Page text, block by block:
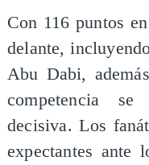
Con 116 puntos
delante,
Abu Dabi,
competencia
decisiva. Los
expectantes ante